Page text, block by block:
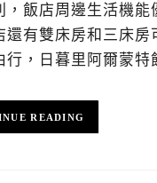
，飯店周邊生活機
還有雙床房和三床
行，日暮里阿爾蒙特
READING